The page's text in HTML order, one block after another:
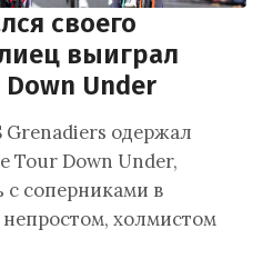
своего
выиграл
Down Under
Grenadiers одержал
Tour Down Under,
с соперниками в
холмистом